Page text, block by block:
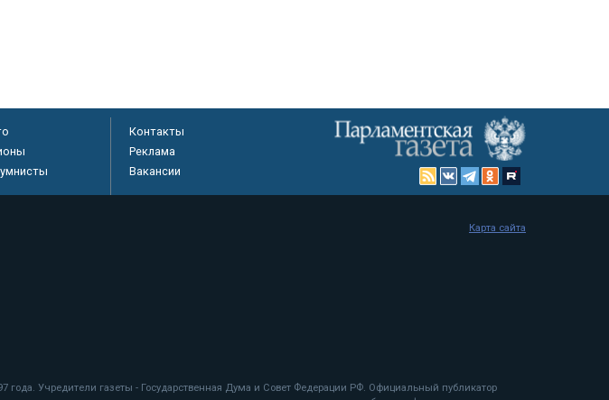
Контакты
Реклама
Вакансии
года. Учредители газеты - Государственная Дума и Совет Федерации РФ. Официальный публикатор
Карта сайта